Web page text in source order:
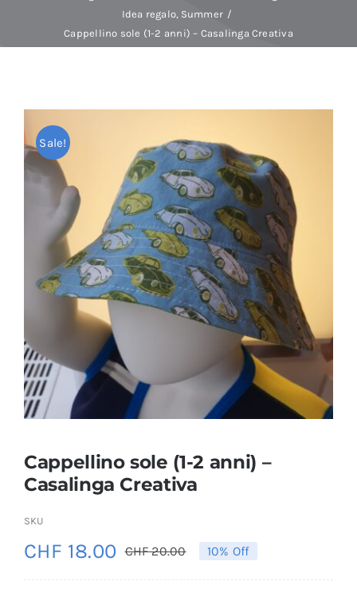
Shop
Idea regalo Summer
Cappellino sole (1-2 anni) – Casalinga Creativa
Sale!
Cappellino sole (1-2 anni) –
Casalinga Creativa
SKU
CHF20.00Il
CHF 18.00
Il
10% Off